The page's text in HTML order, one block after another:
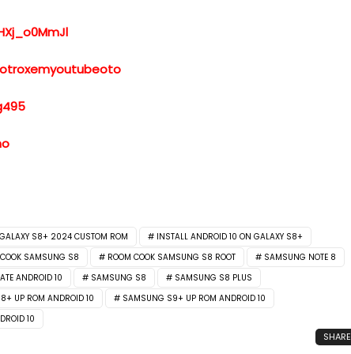
GALAXY S8+ 2024 CUSTOM ROM
INSTALL ANDROID 10 ON GALAXY S8+
SAMSUNG S8 ROOM COOK SAMSUNG S8 ROOT
SAMSUNG NOTE 8
ANDROID 10 SAMSUNG S8
SAMSUNG S8 PLUS
UP ROM ANDROID 10
SAMSUNG S9+ UP ROM ANDROID 10
10
SHARE